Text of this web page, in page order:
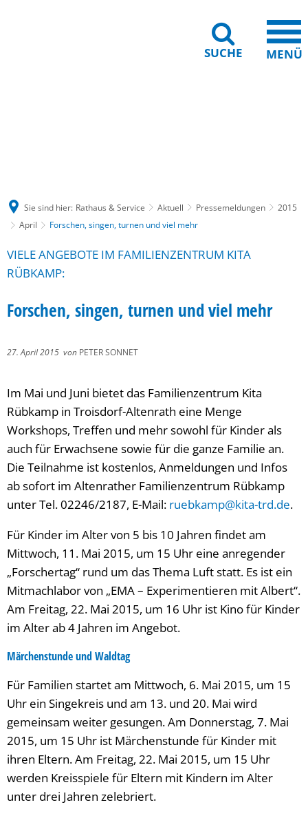
SUCHE MENÜ
Sie sind hier: Rathaus & Service Aktuell Pressemeldungen
2015
April
Forschen, singen, turnen und viel mehr
VIELE ANGEBOTE IM FAMILIENZENTRUM KITA
RÜBKAMP:
Forschen, singen, turnen und viel mehr
27. April 2015 von PETER SONNET
Im Mai und Juni bietet das Familienzentrum Kita
Rübkamp in Troisdorf-Altenrath eine Menge
Workshops, Treffen und mehr sowohl für Kinder als
auch für Erwachsene sowie für die ganze Familie an.
Die Teilnahme ist kostenlos, Anmeldungen und Infos
ab sofort im Altenrather Familienzentrum Rübkamp
unter Tel. 02246/2187, E-Mail: ruebkamp@kita-trd.de.
Für Kinder im Alter von 5 bis 10 Jahren findet am
Mittwoch, 11. Mai 2015, um 15 Uhr eine anregender
„Forschertag“ rund um das Thema Luft statt. Es ist ein
Mitmachlabor von „EMA – Experimentieren mit Albert“.
Am Freitag, 22. Mai 2015, um 16 Uhr ist Kino für Kinder
im Alter ab 4 Jahren im Angebot.
Märchenstunde und Waldtag
Für Familien startet am Mittwoch, 6. Mai 2015, um 15
Uhr ein Singekreis und am 13. und 20. Mai wird
gemeinsam weiter gesungen. Am Donnerstag, 7. Mai
2015, um 15 Uhr ist Märchenstunde für Kinder mit
ihren Eltern. Am Freitag, 22. Mai 2015, um 15 Uhr
werden Kreisspiele für Eltern mit Kindern im Alter
unter drei Jahren zelebriert.